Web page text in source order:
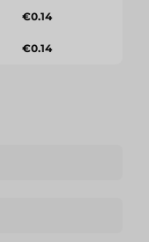
€0.14
€0.14